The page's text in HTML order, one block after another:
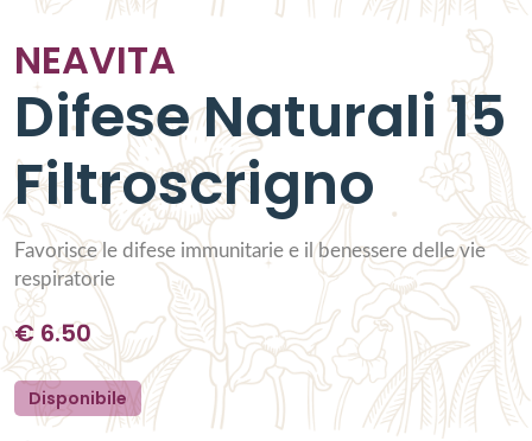
NEAVITA
Difese Naturali 15
Filtroscrigno
Favorisce le difese immunitarie e il benessere delle vie
respiratorie
€ 6.50
Disponibile